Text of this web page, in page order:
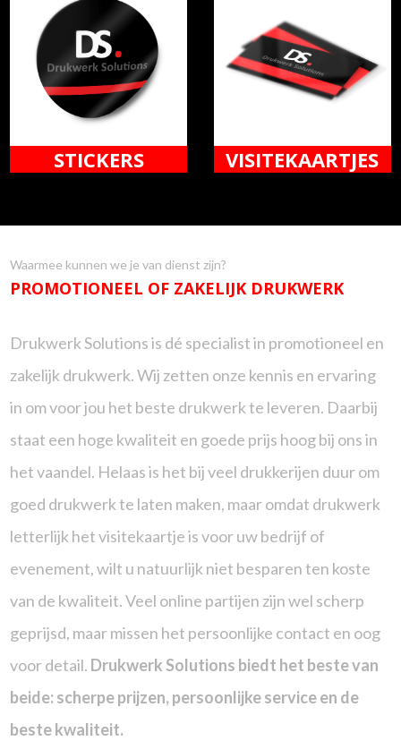
STICKERS VISITEKAARTJES
Waarmee kunnen we je van dienst zijn?
PROMOTIONEEL OF ZAKELIJK DRUKWERK
Drukwerk Solutions is dé specialist in promotioneel en
zakelijk drukwerk. Wij zetten onze kennis en ervaring
in om voor jou het beste drukwerk te leveren. Daarbij
staat een hoge kwaliteit en goede prijs hoog bij ons in
het vaandel. Helaas is het bij veel drukkerijen duur om
goed drukwerk te laten maken, maar omdat drukwerk
letterlijk het visitekaartje is voor uw bedrijf of
evenement, wilt u natuurlijk niet besparen ten koste
van de kwaliteit. Veel online partijen zijn wel scherp
geprijsd, maar missen het persoonlijke contact en oog
voor detail. Drukwerk Solutions biedt het beste van
beide: scherpe prijzen, persoonlijke service en de
beste kwaliteit.